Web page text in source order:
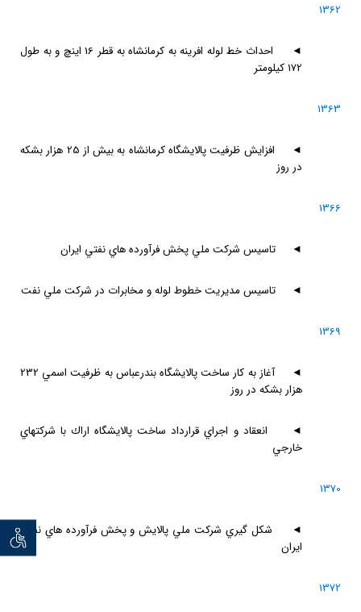
توان
1362
◄
احداث خط لوله افرينه به كرمانشاه به قطر 16 اينچ و به طول
172 كيلومتر
1363
◄
افزايش ظرفيت پالايشگاه كرمانشاه به بيش از 25 هزار بشكه
در روز
1366
◄ تاسيس شركت ملي پخش فرآورده هاي نفتي ايران
◄ تاسيس مديريت خطوط لوله و مخابرات در شركت ملي نفت
1369
◄
آغاز به كار ساخت پالايشگاه بندرعباس به ظرفيت اسمي 232
هزار بشكه در روز
◄ انعقاد و اجراي قرارداد ساخت پالايشگاه اراك با شركتهاي
خارجي
1370
◄ شكل گيري شركت ملي پالايش و پخش فرآورده هاي نفتي
ايران
1372